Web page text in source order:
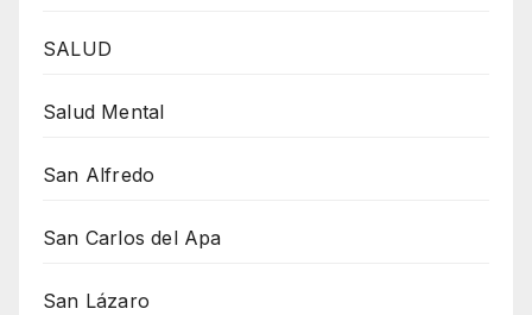
SALUD
Salud Mental
San Alfredo
San Carlos del Apa
San Lázaro